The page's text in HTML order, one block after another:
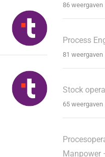
86 weergaven
Process
81 weergaven
Stock
65 weergaven
Manpower